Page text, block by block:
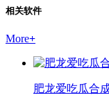
相关软件
More+
肥龙爱吃瓜合